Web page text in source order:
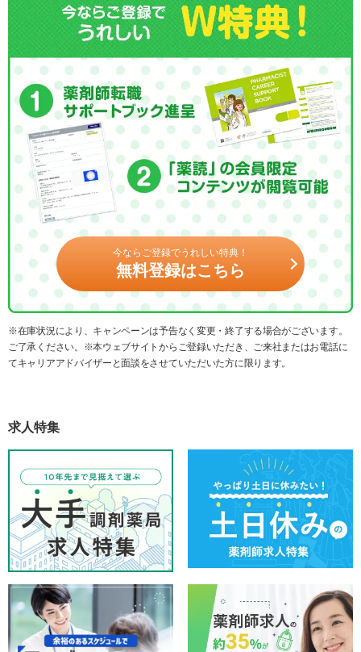
今ならご登録でうれしい特典！
無料登録はこちら
※在庫状況により、キャンペーンは予告なく変更・終了する場合がございます。
ご了承ください。※本ウェブサイトからご登録いただき、ご来社またはお電話に
てキャリアアドバイザーと面談をさせていただいた方に限ります。
求人特集